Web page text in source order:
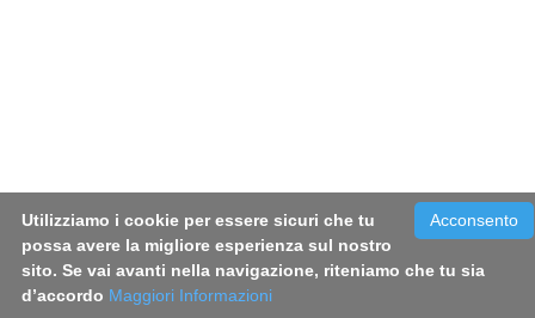
Acconsento
Utilizziamo i cookie per essere sicuri che tu
possa avere la migliore esperienza sul nostro
sito. Se vai avanti nella navigazione, riteniamo che tu sia
d’accordo Maggiori Informazioni